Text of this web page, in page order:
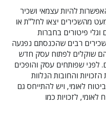
להיות עצמאי ושכיר
מהשכירים יצאו לחל"ת או
פיטורים בחברות
שכירים רבים שהכנסתם נפגעה
שוקלים לפתוח עסק חדש
לפני שפותחים עסק והופכים
והחובות הנלוות
לאומי, ויש להתייחס גם
לזכויות כמו